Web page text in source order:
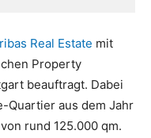
Real Estate mit
Property
beauftragt. Dabei
Quartier aus dem Jahr
rund 125.000 qm.